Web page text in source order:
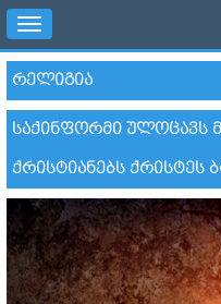
Toggle
navigation
ᲠᲔᲚᲘᲒᲘᲐ
ᲡᲐᲥᲘᲜᲤᲝᲠᲛᲘ
ᲥᲠᲘᲡᲢᲘᲐᲜᲔᲑᲡ ᲥᲠᲘᲡᲢᲔᲡ